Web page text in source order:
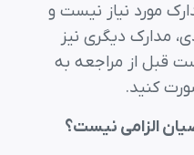
مورد نیاز نیست و
مدارک دیگری نیز
قبل از مراجعه به
کنید.
الزامی نیست؟